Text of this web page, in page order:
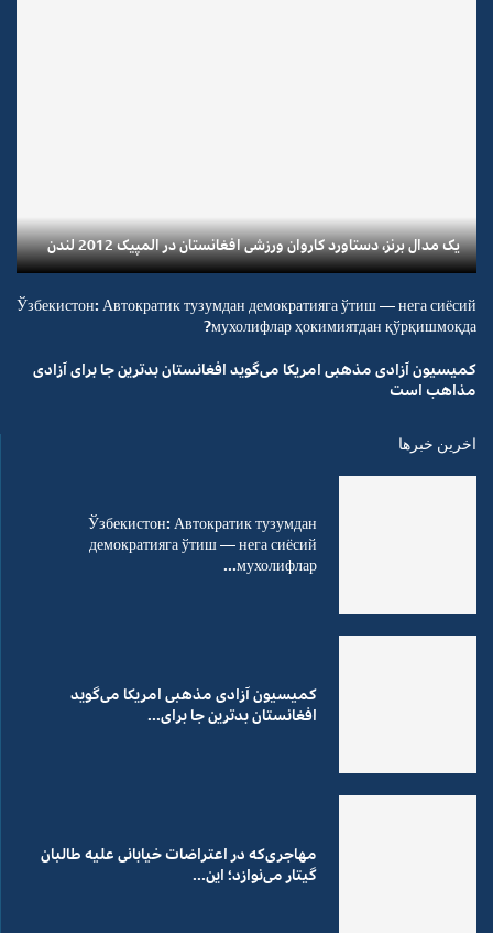
یک مدال برنز، دستاورد کاروان ورزشی افغانستان در المپیک 2012 لندن
Ўзбекистон: Автократик тузумдан демократияга ўтиш — нега сиёсий
мухолифлар ҳокимиятдан қўрқишмоқда?
کمیسیون آزادی مذهبی امریکا می‌گوید افغانستان بدترین جا برای آزادی
مذاهب است
اخرین خبرها
Ўзбекистон: Автократик тузумдан
демократияга ўтиш — нега сиёсий
мухолифлар...
کمیسیون آزادی مذهبی امریکا می‌گوید
افغانستان بدترین جا برای...
مهاجری‌که در اعتراضات خیابانی علیه طالبان
گیتار می‌نوازد؛ این...